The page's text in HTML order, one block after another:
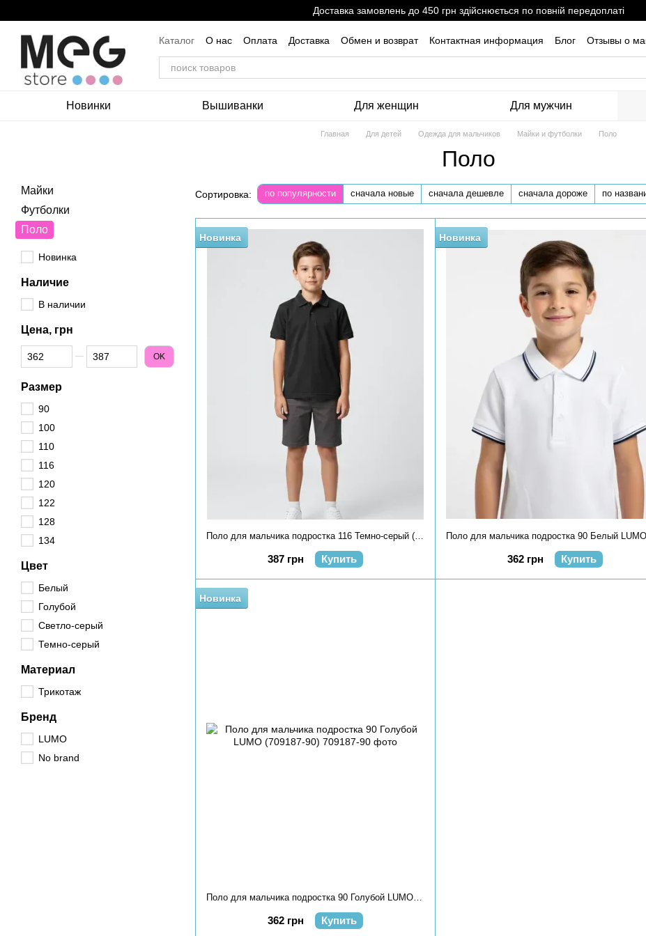
Доставка замовлень до 450 грн здійснюється по повній передоплаті
Каталог О нас Оплата Доставка Обмен и возврат Контактная информация Блог
Отзывы о
Пользовательское соглашение
Новинки Вышиванки Для женщин Для мужчин
Главная Для детей Одежда для мальчиков Майки и футболки Поло
Поло
Сортировка: по популярности сначала новые сначала дешевле сначала дороже по
Новинка
Поло для мальчика подростка 116 Темно-серый (727772-116)
387 грн Купить
Новинка
362 грн Купить
Новинка
362 грн Купить
Майки
Футболки
Поло
Новинка
Наличие
В наличии
Цена, грн
От Цена, грн
До Цена, грн OK
Размер
90
100
110
116
120
122
128
134
Цвет
Белый
Голубой
Светло-серый
Темно-серый
Материал
Трикотаж
Бренд
LUMO
No brand